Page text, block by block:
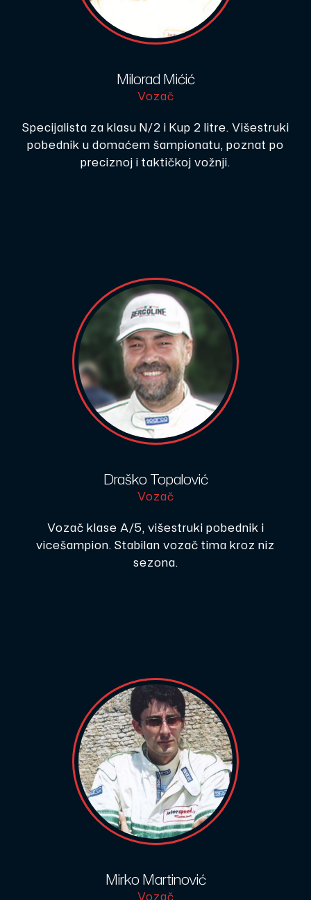
Milorad Mićić
Vozač
Specijalista za klasu N/2 i Kup 2 litre. Višestruki
pobednik u domaćem šampionatu, poznat po
preciznoj i taktičkoj vožnji.
Draško Topalović
Vozač
Vozač klase A/5, višestruki pobednik i
vicešampion. Stabilan vozač tima kroz niz
sezona.
Mirko Martinović
Vozač